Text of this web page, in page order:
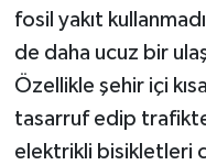
fosil yakıt
de daha ucuz bir
Özellikle şehir içi
tasarruf edip
elektrikli bisikletleri